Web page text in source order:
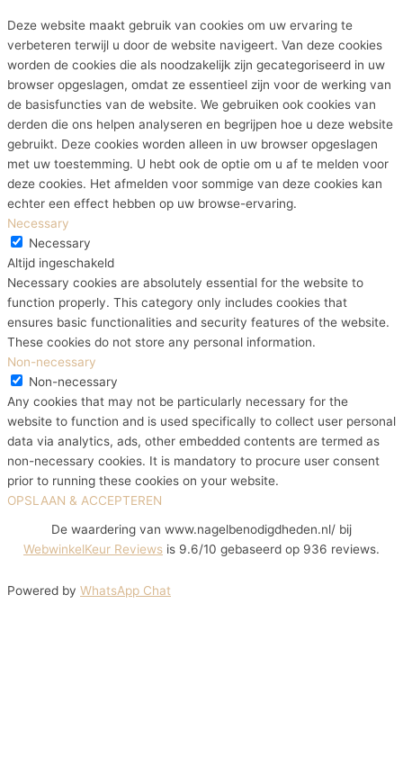
Deze website maakt gebruik van cookies om uw ervaring te
verbeteren terwijl u door de website navigeert. Van deze cookies
worden de cookies die als noodzakelijk zijn gecategoriseerd in uw
browser opgeslagen, omdat ze essentieel zijn voor de werking van
de basisfuncties van de website. We gebruiken ook cookies van
derden die ons helpen analyseren en begrijpen hoe u deze website
gebruikt. Deze cookies worden alleen in uw browser opgeslagen
met uw toestemming. U hebt ook de optie om u af te melden voor
deze cookies. Het afmelden voor sommige van deze cookies kan
echter een effect hebben op uw browse-ervaring.
Necessary
Necessary
Altijd ingeschakeld
Necessary cookies are absolutely essential for the website to
function properly. This category only includes cookies that
ensures basic functionalities and security features of the website.
These cookies do not store any personal information.
Non-necessary
Non-necessary
Any cookies that may not be particularly necessary for the
website to function and is used specifically to collect user personal
data via analytics, ads, other embedded contents are termed as
non-necessary cookies. It is mandatory to procure user consent
prior to running these cookies on your website.
OPSLAAN & ACCEPTEREN
De waardering van www.nagelbenodigdheden.nl/ bij
WebwinkelKeur Reviews is 9.6/10 gebaseerd op 936 reviews.
Powered by WhatsApp Chat